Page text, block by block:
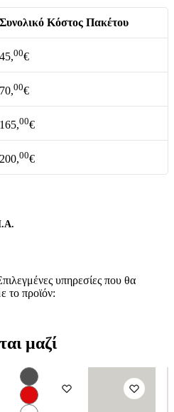
Συνολικό Κόστος Πακέτου
45,00€
70,00€
165,00€
200,00€
υπηρεσίες που θα
το προϊόν:
μαζί